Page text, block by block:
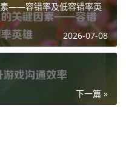
较量，机甲战士们凭借着
，一次次击退外星敌人的
展壮大，新的机甲型号陆
提升，机甲战士们也在战
，彼此配合默契，共同为
故事发生，有的机甲战士
素——容错率及低容错率英
2026-07-08
下一篇 »